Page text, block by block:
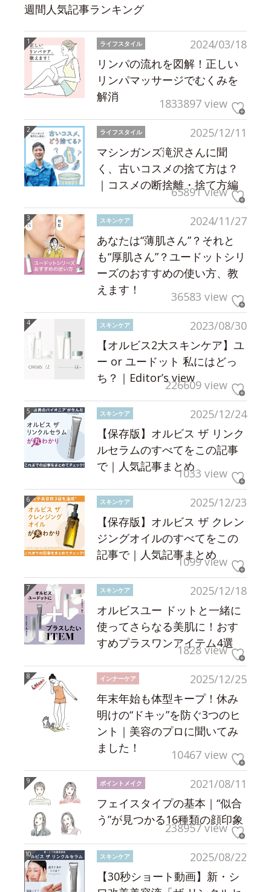
週間人気記事ランキング
2024/03/18
ライフスタイル
リンパの流れを図解！正しい
リンパマッサージでむくみを
解消
1833897 view
2025/12/11
ライフスタイル
マシンガンズ滝沢さんに聞
く、古いコスメの捨て方は？
｜コスメの断捨離・捨て方編
65891 view
2024/11/27
スキンケア
あなたは“薄肌さん”？それと
も“厚肌さん”？ユードットシリ
ーズのおすすめの使い方、教
えます！
36583 view
2023/08/30
スキンケア
【オルビス2大スキンケア】ユ
ー or ユードット 私にはどっ
ち？｜Editor’s view226609 view
2025/12/24
スキンケア
【保存版】オルビス ザ リンク
ルセラムのすべてをこの記事
で｜人気記事まとめ1033 view
2025/12/23
スキンケア
【保存版】オルビス ザ クレン
ジングオイルのすべてをこの
記事で｜人気記事まとめ
1099 view
2025/12/18
スキンケア
オルビスユー ドットと一緒に
使ってさらなる美肌に！おす
すめプラスワンアイテム4選
1828 view
2025/12/25
インナーケア
年末年始も体型キープ！休み
明けの“ドキッ”を防ぐ3つのヒ
ント｜美容のプロに聞いてみ
ました！
10467 view
2021/08/11
ポイントメイク
フェイスタイプの基本｜“似合
う”が見つかる16種類の顔印象
238957 view
2025/08/22
スキンケア
【30秒ショート動画】新・シ